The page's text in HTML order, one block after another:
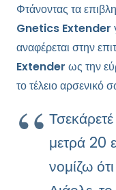
Φτάνοντας τα
Gnetics Extender
αναφέρεται στην
Extender ως την
το τέλειο αρσενικό
μετρά 20
νομίζω